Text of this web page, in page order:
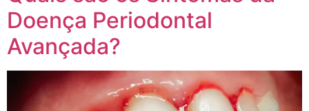
Doença Periodontal
Avançada?